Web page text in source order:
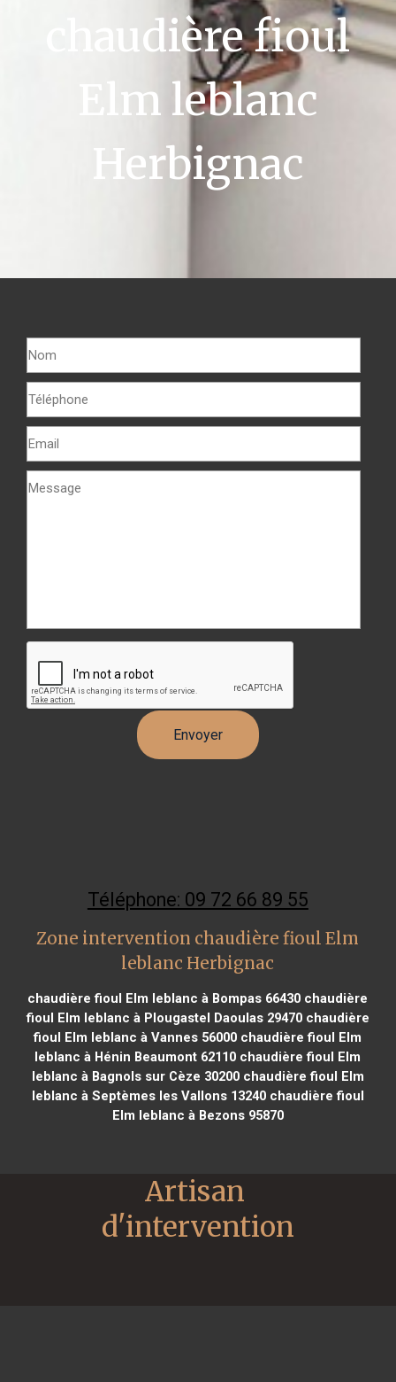
chaudière fioul
Elm leblanc
Herbignac
Téléphone: 09 72 66 89 55
Zone intervention chaudière fioul Elm
leblanc Herbignac
chaudière fioul Elm leblanc à Bompas 66430 chaudière
fioul Elm leblanc à Plougastel Daoulas 29470chaudière
fioul Elm leblanc à Vannes 56000 chaudière fioul Elm
leblanc à Hénin Beaumont 62110 chaudière fioul Elm
leblanc à Bagnols sur Cèze 30200chaudière fioul Elm
leblanc à Septèmes les Vallons 13240chaudière fioul
Elm leblanc à Bezons 95870
Artisan
d'intervention